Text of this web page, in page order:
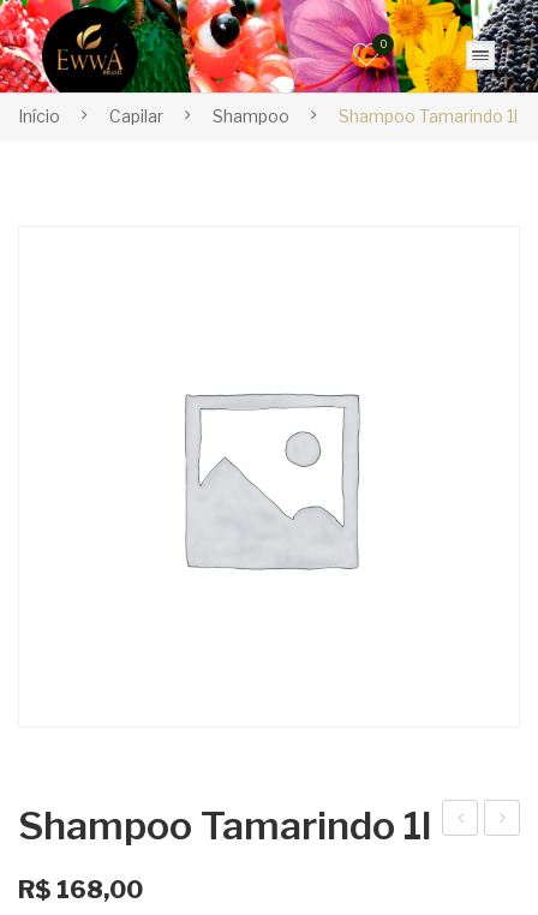
0
Início Capilar Shampoo Shampoo Tamarindo 1l
Shampoo Tamarindo 1l
R$ 168,00